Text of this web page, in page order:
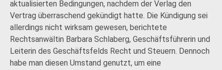
aktualisierten Bedingungen, nachdem der Verlag den
Vertrag überraschend gekündigt hatte. Die Kündigung sei
allerdings nicht wirksam gewesen, berichtete
Rechtsanwältin Barbara Schlaberg, Geschäftsführerin und
Leiterin des Geschäftsfelds Recht und Steuern. Dennoch
habe man diesen Umstand genutzt, um eine